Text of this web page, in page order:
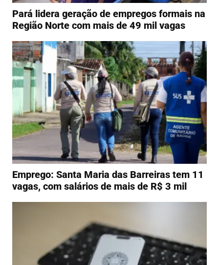
Pará lidera geração de empregos formais na
Região Norte com mais de 49 mil vagas
Emprego: Santa Maria das Barreiras tem 11
vagas, com salários de mais de R$ 3 mil